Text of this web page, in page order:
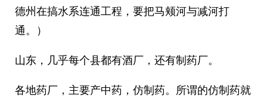
德州在搞水系连通工程，要把马颊河与减河打
通。）
山东，几乎每个县都有酒厂，还有制药厂。
各地药厂，主要产中药，仿制药。所谓的仿制药就